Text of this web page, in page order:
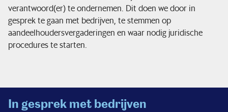
Organisatie
Zo beleggen we
Nieuws & pers
verantwoord(er) te ondernemen. Dit doen we door in
gesprek te gaan met bedrijven, te stemmen op
aandeelhoudersvergaderingen en waar nodig juridische
procedures te starten.
In gesprek met bedrijven